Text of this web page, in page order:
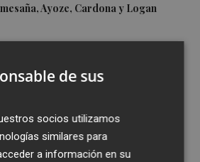
Ayoze, Cardona y Logan
al nuevo contrato del transporte
que abren la cartelera en agosto:
de sus
socios utilizamos
similares para
a información en su